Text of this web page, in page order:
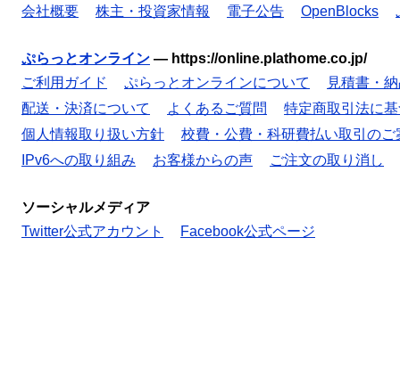
会社概要
株主・投資家情報 電子公告 OpenBlocks
ぷらっとオンライン — https://online.plathome.co.jp/
ご利用ガイド
ぷらっとオンラインについて
見積書・
配送・決済について
よくあるご質問
特定商取引法に
個人情報取り扱い方針
校費・公費・科研費払い取引のご
IPv6への取り組み
お客様からの声 ご注文の取り消し
ソーシャルメディア
Twitter公式アカウント
Facebook公式ページ